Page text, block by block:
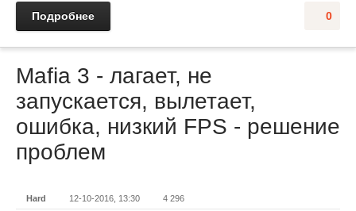
0
Подробнее
Mafia 3 - лагает, не
запускается, вылетает,
ошибка, низкий FPS - решение
проблем
Hard 12-10-2016, 13:30 4 296